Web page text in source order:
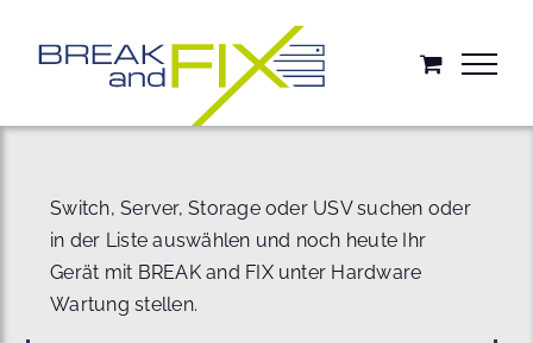
springen
Switch, Server, Storage oder USV suchen oder
in der Liste auswählen und noch heute Ihr
Gerät mit BREAK and FIX unter Hardware
Wartung stellen.